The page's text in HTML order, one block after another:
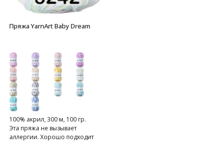
Пряжа YarnArt Baby Dream
100% акрил, 300 м, 100 гр.
Эта пряжа не вызывает
аллергии. Хорошо подходит